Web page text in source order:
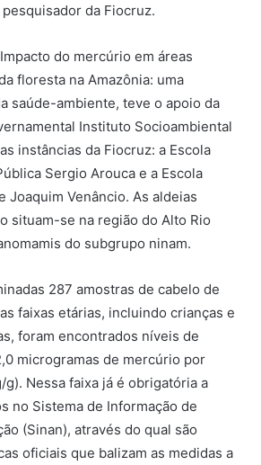
da Fiocruz.
do mercúrio em áreas
floresta na Amazônia: uma
saúde-ambiente, teve o apoio da
Instituto Socioambiental
instâncias da Fiocruz: a Escola
Sergio Arouca e a Escola
Joaquim Venâncio. As aldeias
situam-se na região do Alto Rio
do subgrupo ninam.
287 amostras de cabelo de
faixas etárias, incluindo crianças e
foram encontrados níveis de
microgramas de mercúrio por
Nessa faixa já é obrigatória a
no Sistema de Informação de
(Sinan), através do qual são
oficiais que balizam as medidas a